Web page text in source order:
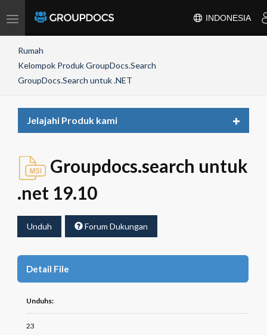
Toggle
INDONESIA
Rumah
Kelompok Produk GroupDocs.Search
GroupDocs.Search untuk .NET
Jelajahi Produk kami
Toggle
Groupdocs.search untuk
.net 19.10
Unduh Forum Dukungan
Detail File
Unduhs:
23